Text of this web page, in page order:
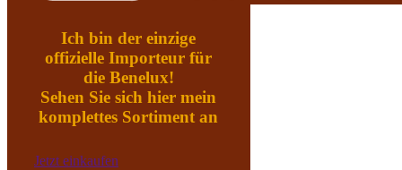
Ich bin der einzige
offizielle Importeur für
die Benelux!
Sehen Sie sich hier mein
komplettes Sortiment an
Jetzt einkaufen